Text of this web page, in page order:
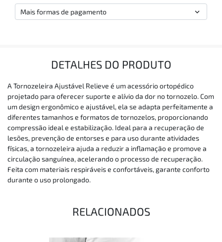
Mais formas de pagamento
DETALHES DO PRODUTO
A Tornozeleira Ajustável Relieve é um acessório ortopédico
projetado para oferecer suporte e alívio da dor no tornozelo. Com
um design ergonômico e ajustável, ela se adapta perfeitamente a
diferentes tamanhos e formatos de tornozelos, proporcionando
compressão ideal e estabilização. Ideal para a recuperação de
lesões, prevenção de entorses e para uso durante atividades
físicas, a tornozeleira ajuda a reduzir a inflamação e promove a
circulação sanguínea, acelerando o processo de recuperação.
Feita com materiais respiráveis e confortáveis, garante conforto
durante o uso prolongado.
RELACIONADOS